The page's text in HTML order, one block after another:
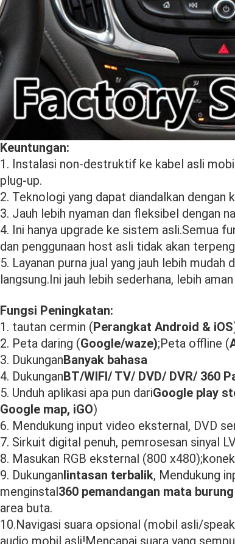
Keuntungan:
1. Instalasi non-destruktif ke kabel asli
plug-up.
2. Teknologi yang dapat diandalkan dengan
3. Jauh lebih nyaman dan fleksibel dengan
4. Ini hanya upgrade ke sistem asli.Semua
dan penggunaan host asli tidak akan
5. Layanan purna jual yang jauh lebih
langsung.Ini jauh lebih sederhana, lebih
Fungsi Peningkatan:
1. tautan cermin (Perangkat Android & iOS
2. Peta daring (Google/waze);Peta offline (
3. DukunganBanyak bahasa
4. DukunganBT/WIFI/ TV/ DVD/ DVR/ 360
5. Unduh aplikasi apa pun dariGoogle play
Google map, iGO)
6. Mendukung input video eksternal, DVD
7. Sirkuit digital penuh, pemrosesan sinyal
8. Masukan RGB eksternal (800
9. Dukunganlintasan terbalik, Mendukung
menginstal360 pemandangan mata
area buta.
10.Navigasi suara opsional (mobil asli/
audio mobil asli!Mencapai suara yang